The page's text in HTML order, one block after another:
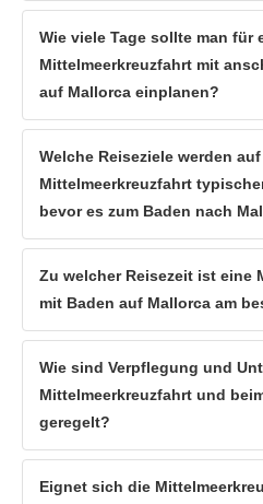
Wie viele Tage sollte man für
Mittelmeerkreuzfahrt mit
auf Mallorca einplanen?
Welche Reiseziele werden
Mittelmeerkreuzfahrt
bevor es zum Baden nach
Zu welcher Reisezeit ist eine
mit Baden auf Mallorca am
Wie sind Verpflegung und
Mittelmeerkreuzfahrt und
geregelt?
Eignet sich die